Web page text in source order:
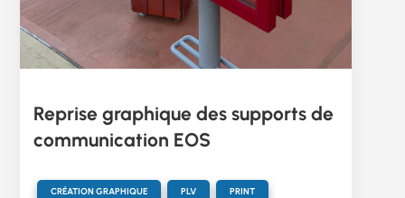
Reprise graphique des supports de
communication EOS
CRÉATION GRAPHIQUE
,
PLV
,
PRINT